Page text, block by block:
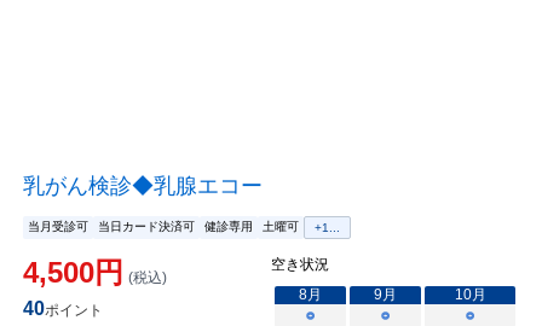
乳がん検診◆乳腺エコー
当月受診可 当日カード決済可 健診専用 土曜可 +1...
4,500円 (税込)
40ポイント
空き状況
8月 9月 10月
○
○ ○